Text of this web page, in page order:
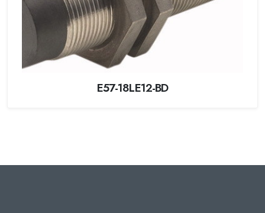
E57-18LE12-BD